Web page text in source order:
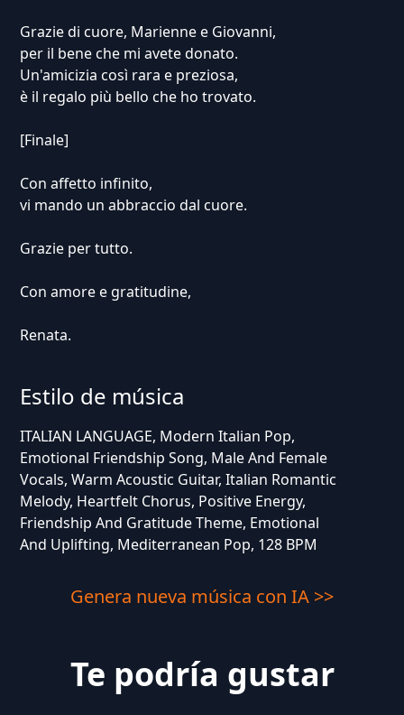
Grazie di cuore, Marienne e Giovanni,
per il bene che mi avete donato.
Un'amicizia così rara e preziosa,
è il regalo più bello che ho trovato.
[Finale]
Con affetto infinito,
vi mando un abbraccio dal cuore.
Grazie per tutto.
Con amore e gratitudine,
Renata.
Estilo de música
ITALIAN LANGUAGE, Modern Italian Pop,
Emotional Friendship Song, Male And Female
Vocals, Warm Acoustic Guitar, Italian Romantic
Melody, Heartfelt Chorus, Positive Energy,
Friendship And Gratitude Theme, Emotional
And Uplifting, Mediterranean Pop, 128 BPM
Genera nueva música con IA >>
Te podría gustar